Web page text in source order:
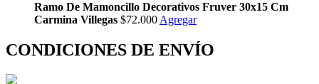
Ramo De Mamoncillo Decorativos Fruver 30x15 Cm
Carmina Villegas $72.000 Agregar
CONDICIONES DE ENVÍO